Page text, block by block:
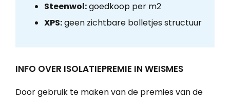
Steenwol:goedkoop per m2
XPS:geen zichtbare bolletjes structuur
INFO OVER ISOLATIEPREMIE IN WEISMES
Door gebruik te maken van de premies van de